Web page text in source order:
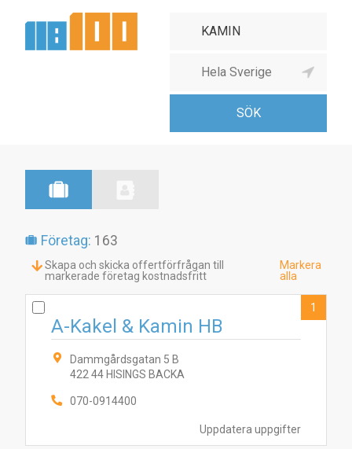
Företag: 163
Skapa och skicka offertförfrågan till
markerade företag kostnadsfritt
Markera
alla
Uppdatera uppgifter
A-Kakel & Kamin HB
Dammgårdsgatan 5 B
422 44 HISINGS BACKA
070-0914400
1